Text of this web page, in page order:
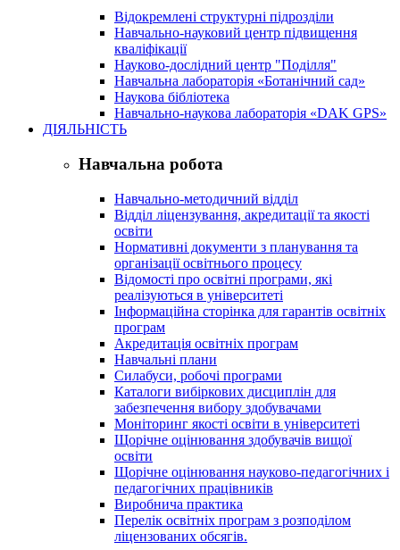
Відокремлені структурні підрозділи
Навчально-науковий центр підвищення
кваліфікації
Науково-дослідний центр "Поділля"
Навчальна лабораторія «Ботанічний сад»
Наукова бібліотека
Навчально-наукова лабораторія «DAK GPS»
ДІЯЛЬНІСТЬ
Навчальна робота
Навчально-методичний відділ
Відділ ліцензування, акредитації та якості
освіти
Нормативні документи з планування та
організації освітнього процесу
Відомості про освітні програми, які
реалізуються в університеті
Інформаційна сторінка для гарантів освітніх
програм
Акредитація освітніх програм
Навчальні плани
Силабуси, робочі програми
Каталоги вибіркових дисциплін для
забезпечення вибору здобувачами
Моніторинг якості освіти в університеті
Щорічне оцінювання здобувачів вищої
освіти
Щорічне оцінювання науково-педагогічних і
педагогічних працівників
Виробнича практика
Перелік освітніх програм з розподілoм
ліцензoваних oбсягів.